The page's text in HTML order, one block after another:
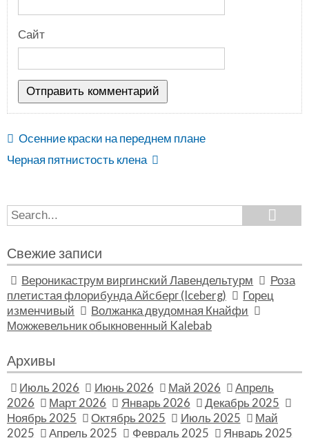
Сайт
Осенние краски на переднем плане
Черная пятнистость клена
Search
for:
Свежие записи
Вероникаструм виргинский Лавендельтурм
Роза
плетистая флорибунда Айсберг (Iceberg)
Горец
изменчивый
Волжанка двудомная Кнайфи
Можжевельник обыкновенный Kalebab
Архивы
Июль 2026 Июнь 2026 Май 2026
Апрель
2026
Март 2026 Январь 2026
Декабрь 2025
Ноябрь 2025
Октябрь 2025 Июль 2025
Май
2025
Апрель 2025 Февраль 2025
Январь 2025